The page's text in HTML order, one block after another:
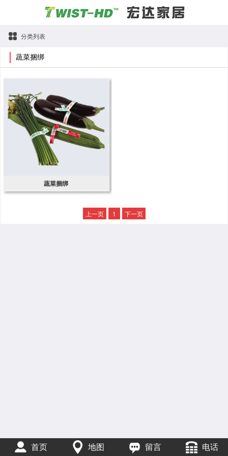
分类列表
蔬菜捆绑
蔬菜捆绑
上一页 1 下一页
首页 地图 留言 电话